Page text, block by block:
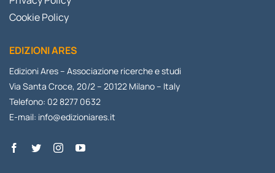
Cookie Policy
EDIZIONI ARES
Edizioni Ares – Associazione ricerche e studi
Via Santa Croce, 20/2 – 20122 Milano – Italy
Telefono: 02 8277 0632
E-mail: info@edizioniares.it